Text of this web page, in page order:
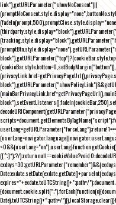
link"),getURLParameter("showNoConsent")||
<0&&(userLang="en"),userLang}function
([^;]*);?/);return null==cookieValue?void
expires="+exdate.toUTCString()+";path=/
Date).toUTCString()+";path=/